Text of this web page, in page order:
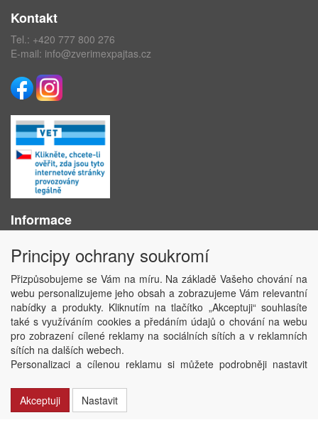
Kontakt
Tel.: +420 777 800 276
E-mail: info@zverimexpajtas.cz
Informace
Obchodní podmínky
Ochrana osobních údajů
Kontakt
Losování účtenek
Aktuality
Nastavení soukromí
Copyright © ABRA Software a.s. 2020
Principy ochrany soukromí
Přizpůsobujeme se Vám na míru. Na základě Vašeho chování na
webu personalizujeme jeho obsah a zobrazujeme Vám relevantní
nabídky a produkty. Kliknutím na tlačítko „Akceptuji“ souhlasíte
také s využíváním cookies a předáním údajů o chování na webu
pro zobrazení cílené reklamy na sociálních sítích a v reklamních
sítích na dalších webech.
Personalizaci a cílenou reklamu si můžete podrobněji nastavit
Akceptuji
Nastavit